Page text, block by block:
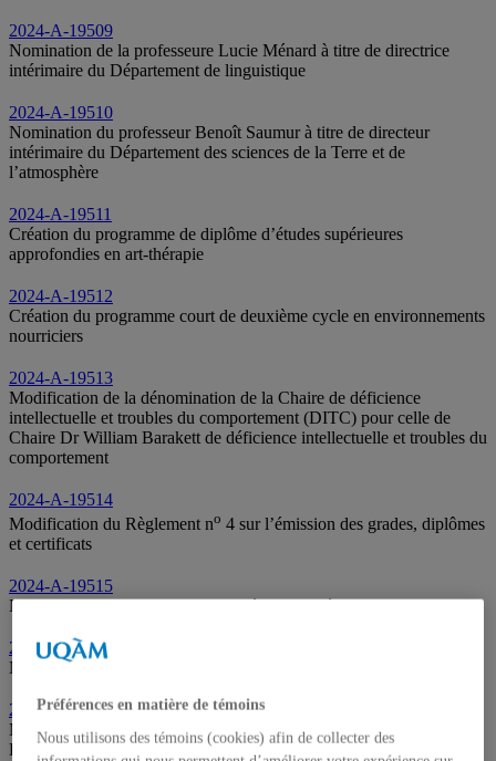
2024-A-19509
Nomination de la professeure Lucie Ménard à titre de directrice
intérimaire du Département de linguistique
2024-A-19510
Nomination du professeur Benoît Saumur à titre de directeur
intérimaire du Département des sciences de la Terre et de
l’atmosphère
2024-A-19511
Création du programme de diplôme d’études supérieures
approfondies en art-thérapie
2024-A-19512
Création du programme court de deuxième cycle en environnements
nourriciers
2024-A-19513
Modification de la dénomination de la Chaire de déficience
intellectuelle et troubles du comportement (DITC) pour celle de
Chaire Dr William Barakett de déficience intellectuelle et troubles du
comportement
2024-A-19514
Modification du Règlement no 4 sur l’émission des grades, diplômes
et certificats
2024-A-19515
Nomination de membres au Comité de la vie étudiante
2024-A-19516
Nomination d’un membre à la Commission des études
2024-A-19517
Nomination de membres au Comité institutionnel d’application de la
Politique en matière d’écoresponsabilité
Préférences en matière de témoins
Nous utilisons des témoins (cookies) afin de collecter des